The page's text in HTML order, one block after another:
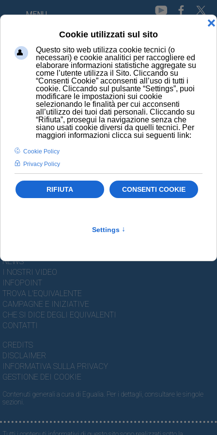
MENU
Videogiochi
Videogiochi: un adolescente su cinque è a
rischio
Videogiochi pericolosi per i bambini
HOME
LA FAMIGLIA EQUIVALENTE
NEWS
I NOSTRI VIDEO
INFOPOINT
TROVA L'EQUIVALENTE
CAMPAGNE E INIZIATIVE
CHE SI DICE DEGLI EQUIVALENTI
CONTATTI
CREDITS
DISCLAIMER
INFORMATIVA SULLA PRIVACY
GESTIONE DEI COOKIE
Contenuti generali a cura di Egualia. Per i dettagli, consultare le singole
sezioni.